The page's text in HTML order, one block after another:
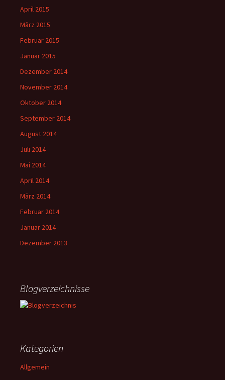
April 2015
März 2015
Februar 2015
Januar 2015
Dezember 2014
November 2014
Oktober 2014
September 2014
August 2014
Juli 2014
Mai 2014
April 2014
März 2014
Februar 2014
Januar 2014
Dezember 2013
Blogverzeichnisse
Kategorien
Allgemein